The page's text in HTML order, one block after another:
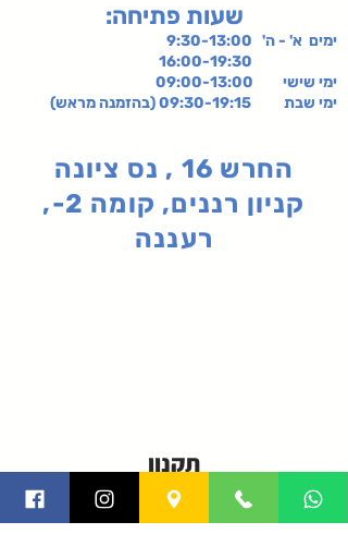
:שעות פתיחה
ימים א' - ה' 9:30-13:00
ימי שישי 09:00-13:00
ימי שבת 09:30-19:15 (בהזמנה מראש)
החרש 16 , נס ציונה
קניון רננים, קומה 2-,
רעננה
תקנון